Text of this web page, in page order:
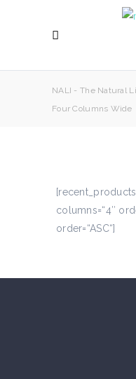
NALI - The Natural
Four Columns Wide
[recent_products
columns=“4″
order=“ASC“]